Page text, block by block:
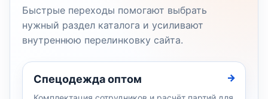
Быстрые переходы помогают выбрать
нужный раздел каталога и усиливают
внутреннюю перелинковку сайта.
Спецодежда оптом